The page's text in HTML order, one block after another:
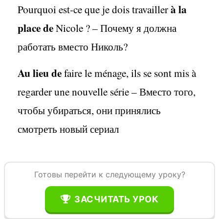
Pourquoi est-ce que je dois travaillerà la
place deNicole ? – Почему я должна
работать вместо Николь?
Au lieu defaire le ménage, ils se sont mis à
regarder une nouvelle série – Вместо того,
чтобы убираться, они принялись
смотреть новый сериал
Готовы перейти к следующему уроку?
ЗАСЧИТАТЬ УРОК